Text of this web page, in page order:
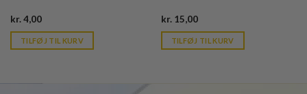
kr.4,00Current
is:
kr. 39,95.
TILFØJ TIL KURV
kr.15,00Current
is:
kr. 39,95.
TILFØJ TIL KURV